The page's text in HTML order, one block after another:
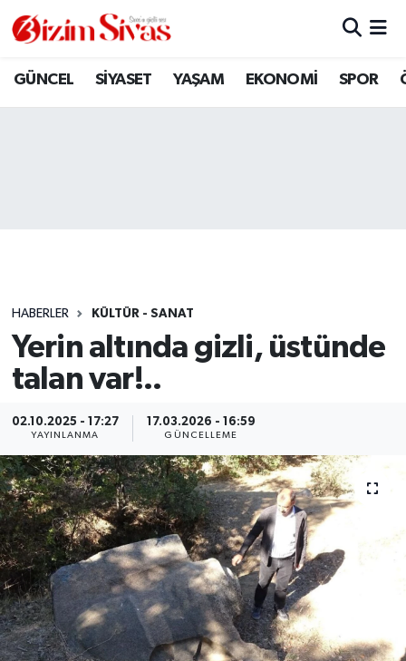
GÜNCEL SİYASET YAŞAM EKONOMİ SPOR
HABERLER KÜLTÜR - SANAT
Yerin altında gizli, üstünde
talan var!..
02.10.2025 - 17:27
YAYINLANMA
17.03.2026 - 16:59
GÜNCELLEME
ARAMIZDAN AYRILANLAR
GÜNCEL
KÜLTÜR
MAGAZİN
ÖZEL HABER
RESMİ İLANLAR
SAĞLIK
SİYASET
Sivas Nöbetçi Eczaneler
Son Dakika Haberleri
Haber Arşivi